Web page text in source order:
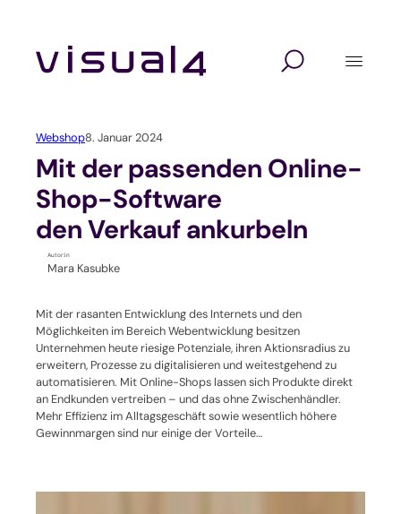
springen
Webshop8. Januar 2024
Mit der passenden Online-
Shop-Software
den Verkauf ankurbeln
Autor:in
Mara Kasubke
Mit der rasanten Entwicklung des Internets und den
Möglichkeiten im Bereich Webentwicklung besitzen
Unternehmen heute riesige Potenziale, ihren Aktionsradius zu
erweitern, Prozesse zu digitalisieren und weitestgehend zu
automatisieren. Mit Online-Shops lassen sich Produkte direkt
an Endkunden vertreiben – und das ohne Zwischenhändler.
Mehr Effizienz im Alltagsgeschäft sowie wesentlich höhere
Gewinnmargen sind nur einige der Vorteile…
Lösungen
Webshop
Marketing Automation
Veranstaltungssoftware
Verbandssoftware
Digitalagentur
Marketing
Technologie
Branchen
Seminaranbieter / Akademien
Verbände und Vereine